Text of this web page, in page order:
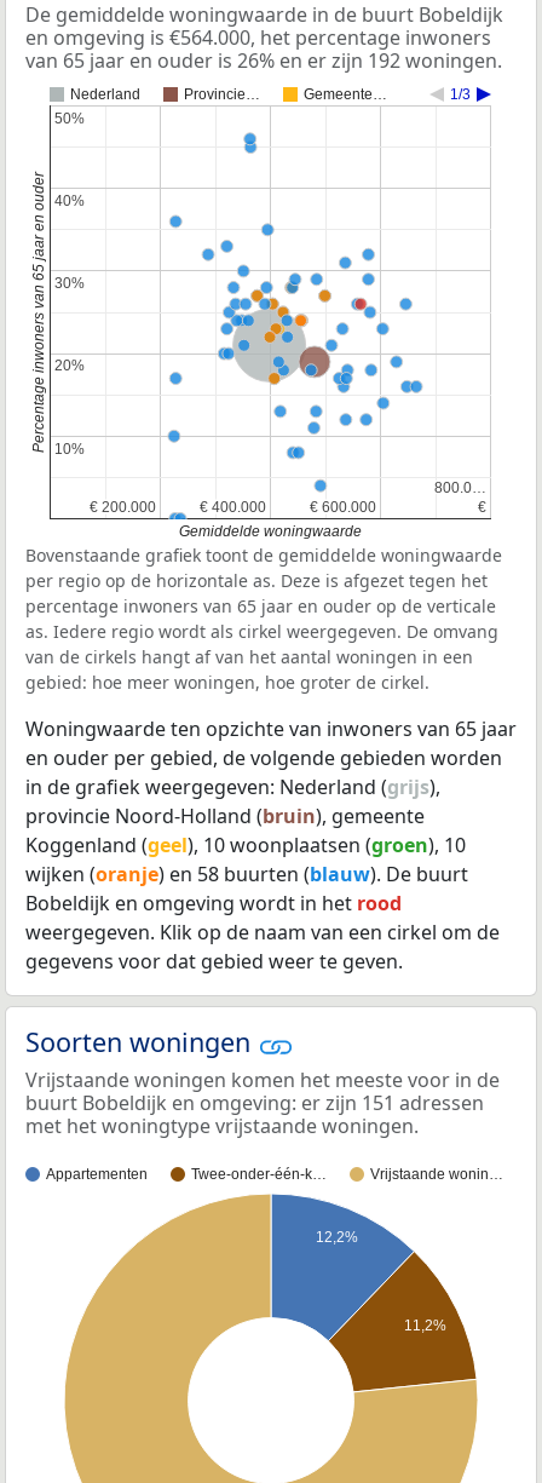
De gemiddelde woningwaarde in de buurt Bobeldijk
en omgeving is €564.000, het percentage inwoners
van 65 jaar en ouder is 26% en er zijn 192 woningen.
Nederland Provincie… Gemeente… 1/3
Nederland
Provincie Noord-Holland
€ 200.000
€ 200.000 € 400.000
€ 400.000 € 600.000
€ 600.000 €
€
800.0…
800.0…
10%
10%
20%
20%
30%
30%
40%
40%
50%
50%
Gemiddelde woningwaarde
Percentage inwoners van 65 jaar en ouder
Bovenstaande grafiek toont de gemiddelde woningwaarde
per regio op de horizontale as. Deze is afgezet tegen het
percentage inwoners van 65 jaar en ouder op de verticale
as. Iedere regio wordt als cirkel weergegeven. De omvang
van de cirkels hangt af van het aantal woningen in een
gebied: hoe meer woningen, hoe groter de cirkel.
Woningwaarde ten opzichte van inwoners van 65 jaar
en ouder per gebied, de volgende gebieden worden
in de grafiek weergegeven: Nederland (grijs),
provincie Noord-Holland (bruin), gemeente
Koggenland (geel), 10 woonplaatsen (groen), 10
wijken (oranje) en 58 buurten (blauw). De buurt
Bobeldijk en omgeving wordt in het rood
weergegeven. Klik op de naam van een cirkel om de
gegevens voor dat gebied weer te geven.
Soorten woningen
Vrijstaande woningen komen het meeste voor in de
buurt Bobeldijk en omgeving: er zijn 151 adressen
met het woningtype vrijstaande woningen.
Appartementen Twee-onder-één-k… Vrijstaande wonin…
12,2%
11,2%